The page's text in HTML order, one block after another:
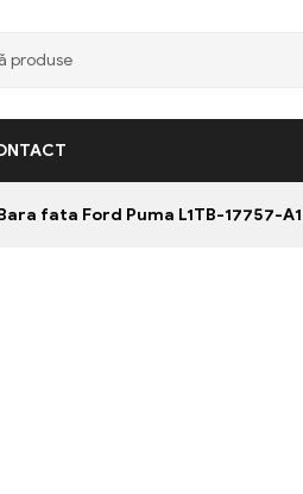
fata Ford Puma L1TB-17757-